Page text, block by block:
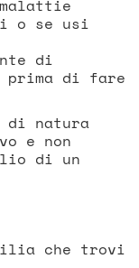
o se usi
di
prima di fare
di natura
e non
di un
che trovi